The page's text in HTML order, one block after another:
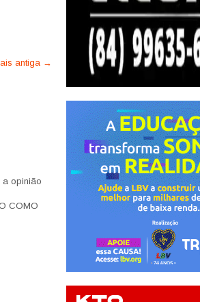
antiga →
a opinião
COMO